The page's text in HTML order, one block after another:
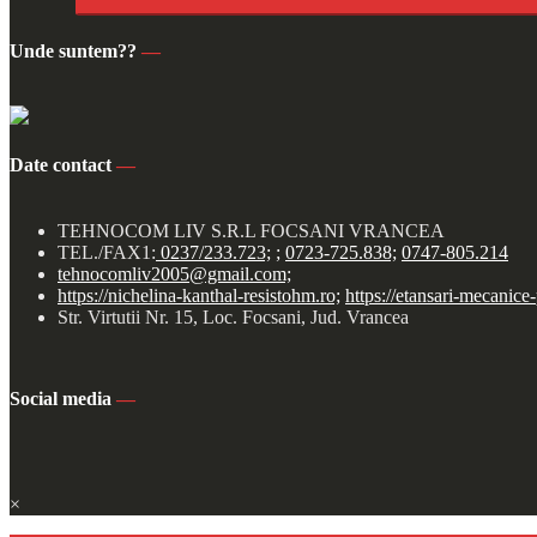
Unde suntem?? —
Date contact —
TEHNOCOM LIV S.R.L FOCSANI VRANCEA
TEL./FAX1: 0237/233.723; ; 0723-725.838; 0747-805.214
tehnocomliv2005@gmail.com;
https://nichelina-kanthal-resistohm.ro; https://etansari-
Str. Virtutii Nr. 15, Loc. Focsani, Jud. Vrancea
Social media —
×